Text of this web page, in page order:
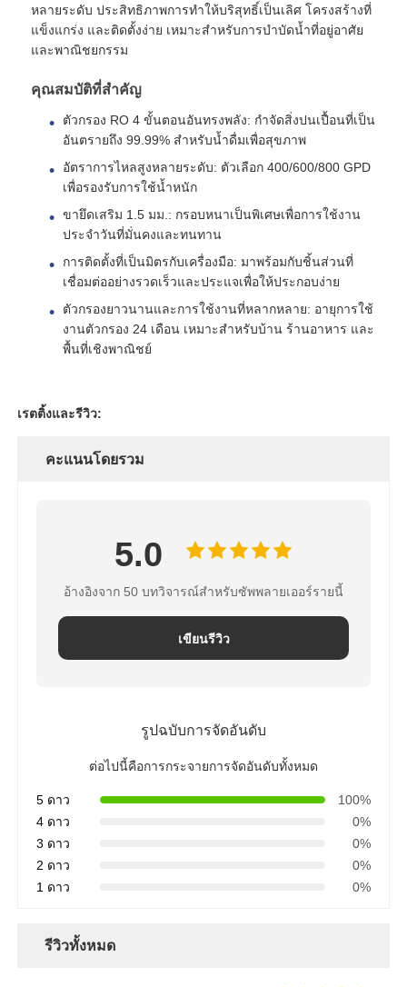
เกี่ยวกับเรา
ควบคุมคุณภาพ
ติดต่อเรา
ระบบ RO
ตัวกรองน้ำ
เมมเบรน RO ที่อยู่อาศัย
เครื่องฆ่าเชื้อโรคด้วยรังสียูวี
เมมเบรน RO อุตสาหกรรม
ที่อยู่อาศัยเมมเบรน RO
FRP ภาชนะรับความดัน
หลายระดับ ประสิทธิภาพการทำให้บริสุทธิ์เป็นเลิศ โครงสร้างที่
แข็งแกร่ง และติดตั้งง่าย เหมาะสำหรับการบำบัดน้ำที่อยู่อาศัย
และพาณิชยกรรม
คุณสมบัติที่สำคัญ
ตัวกรอง RO 4 ขั้นตอนอันทรงพลัง: กำจัดสิ่งปนเปื้อนที่เป็น
อันตรายถึง 99.99% สำหรับน้ำดื่มเพื่อสุขภาพ
อัตราการไหลสูงหลายระดับ: ตัวเลือก 400/600/800 GPD
เพื่อรองรับการใช้น้ำหนัก
ขายึดเสริม 1.5 มม.: กรอบหนาเป็นพิเศษเพื่อการใช้งาน
ประจำวันที่มั่นคงและทนทาน
การติดตั้งที่เป็นมิตรกับเครื่องมือ: มาพร้อมกับชิ้นส่วนที่
เชื่อมต่ออย่างรวดเร็วและประแจเพื่อให้ประกอบง่าย
ตัวกรองยาวนานและการใช้งานที่หลากหลาย: อายุการใช้
งานตัวกรอง 24 เดือน เหมาะสำหรับบ้าน ร้านอาหาร และ
พื้นที่เชิงพาณิชย์
เรตติ้งและรีวิว:
คะแนนโดยรวม
5.0
อ้างอิงจาก 50 บทวิจารณ์สำหรับซัพพลายเออร์รายนี้
เขียนรีวิว
รูปฉบับการจัดอันดับ
ต่อไปนี้คือการกระจายการจัดอันดับทั้งหมด
5 ดาว
100%
4 ดาว
0%
3 ดาว
0%
2 ดาว
0%
1 ดาว
0%
รีวิวทั้งหมด